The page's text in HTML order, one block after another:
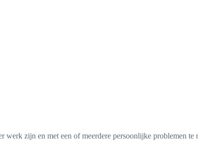
zijn en met een of meerdere persoonlijke problemen te